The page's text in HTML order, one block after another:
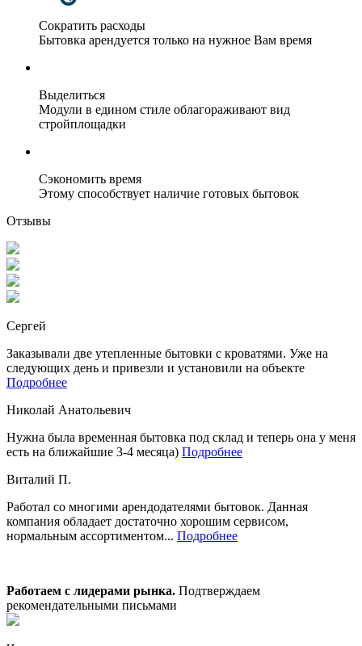
Сократить расходы
Бытовка арендуется только на нужное Вам время
Выделиться
Модули в едином стиле облагораживают вид
стройплощадки
Сэкономить время
Этому способствует наличие готовых бытовок
Отзывы
Сергей
Заказывали две утепленные бытовки с кроватями. Уже на
следующих день и привезли и установили на объекте
Подробнее
Николай Анатольевич
Нужна была временная бытовка под склад и теперь она у меня
есть на ближайшие 3-4 месяца) Подробнее
Виталий П.
Работал со многими арендодателями бытовок. Данная
компания обладает достаточно хорошим сервисом,
нормальным ассортиментом... Подробнее
Работаем с лидерами рынка. Подтверждаем
рекомендательными письмами